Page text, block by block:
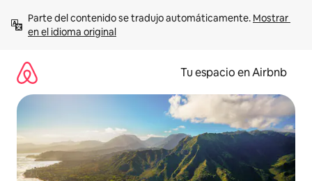
contenido
Parte del contenido se tradujo automáticamente. Mostrar
en el idioma original
Tu espacio en Airbnb